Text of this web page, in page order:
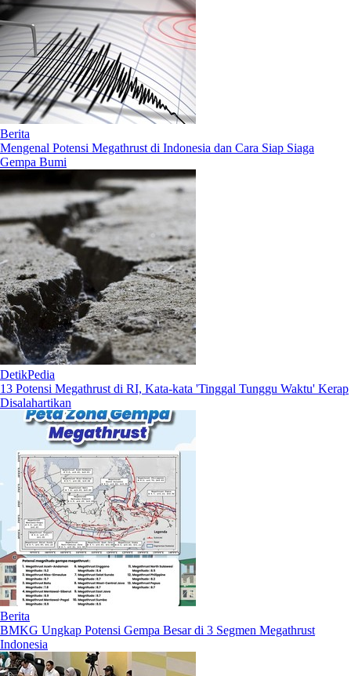
Berita
Mengenal Potensi Megathrust di Indonesia dan Cara Siap Siaga
Gempa Bumi
DetikPedia
13 Potensi Megathrust di RI, Kata-kata 'Tinggal Tunggu Waktu' Kerap
Disalahartikan
Berita
BMKG Ungkap Potensi Gempa Besar di 3 Segmen Megathrust
Indonesia